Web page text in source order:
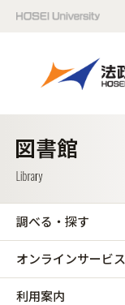
調べる・探す
オンラインサービス
利用案内